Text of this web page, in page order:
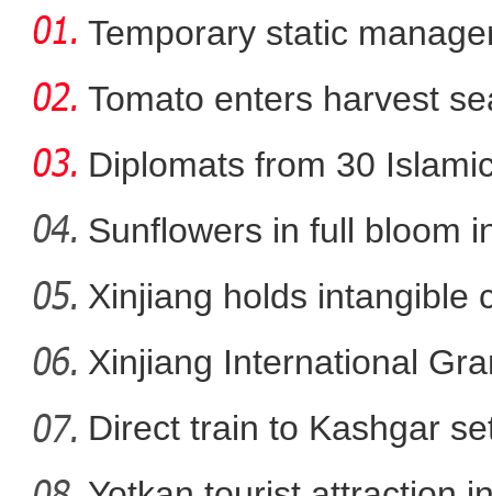
俯瞰新疆玛纳斯河：两
Temporary static
parts
Tomato enters harvest
Diplomats from 30
Sunflowers in full bloom
Xinjiang holds intangible
Xinjiang International
Direct train to Kashgar